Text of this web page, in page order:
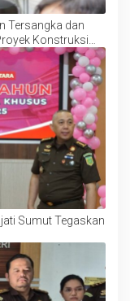
Tersangka dan
Konstruksi
Pangururan dan
Sumut Tegaskan